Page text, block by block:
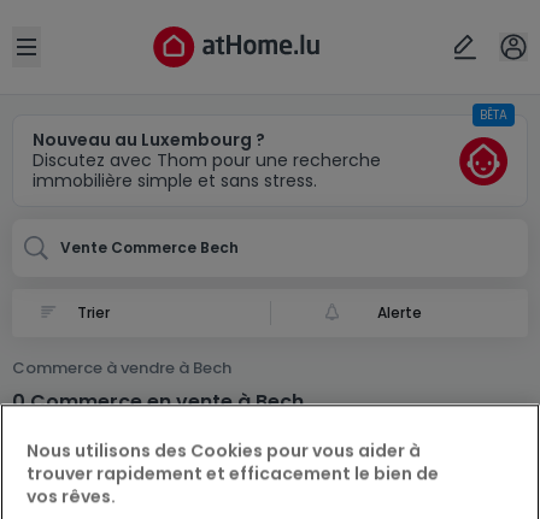
Open sidebar
Nouveau au Luxembourg ?
Discutez avec Thom pour une recherche
immobilière simple et sans stress.
BÊTA
Vente Commerce Bech
Alerte
Commerce à vendre à Bech
0 Commerce en vente à Bech
Localité(s)
Annuler OK
Nous utilisons des Cookies pour vous aider à
trouver rapidement et efficacement le bien de
vos rêves.